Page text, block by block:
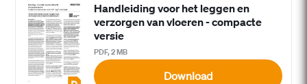
Handleiding voor het leggen en
verzorgen van vloeren - compacte
versie
PDF, 2 MB
Download